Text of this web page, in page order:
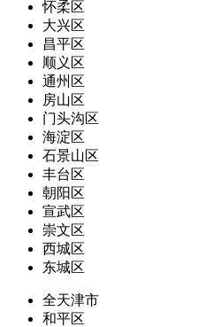
怀柔区
大兴区
昌平区
顺义区
通州区
房山区
门头沟区
海淀区
石景山区
丰台区
朝阳区
宣武区
崇文区
西城区
东城区
全天津市
和平区